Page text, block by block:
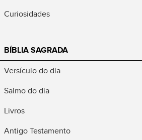
Curiosidades
BÍBLIA SAGRADA
Versículo do dia
Salmo do dia
Livros
Antigo Testamento